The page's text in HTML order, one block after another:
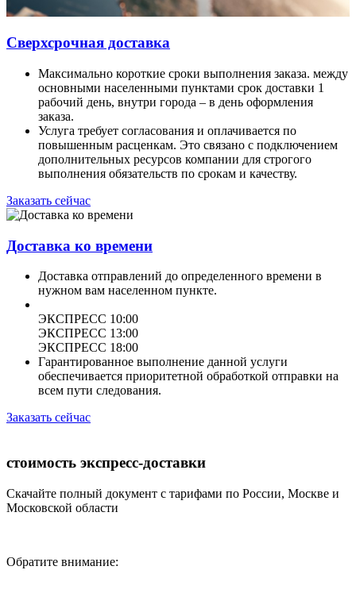
Сверхсрочная доставка
Максимально короткие сроки выполнения заказа. между
основными населенными пунктами срок доставки 1
рабочий день, внутри города – в день оформления
заказа.
Услуга требует согласования и оплачивается по
повышенным расценкам. Это связано с подключением
дополнительных ресурсов компании для строгого
выполнения обязательств по срокам и качеству.
Заказать сейчас
Доставка ко времени
Доставка отправлений до определенного времени в
нужном вам населенном пункте.
ЭКСПРЕСС 10:00
ЭКСПРЕСС 13:00
ЭКСПРЕСС 18:00
Гарантированное выполнение данной услуги
обеспечивается приоритетной обработкой отправки на
всем пути следования.
Заказать сейчас
стоимость экспресс-доставки
Скачайте полный документ с тарифами по России, Москве и
Московской области
Обратите внимание: